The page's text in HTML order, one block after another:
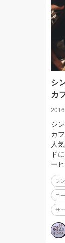
シ
カ
シ
カ
人
ド
ー
シ
コ
サ